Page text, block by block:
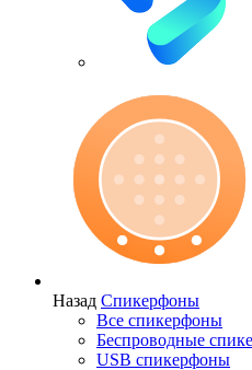
Назад Спикерфоны
Все спикерфоны
Беспроводные
USB спикерфоны